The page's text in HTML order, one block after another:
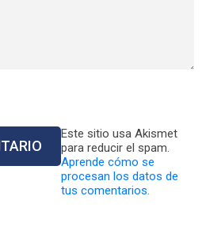
Este sitio usa Akismet
para reducir el spam.
Aprende cómo se
procesan los datos de
tus comentarios.